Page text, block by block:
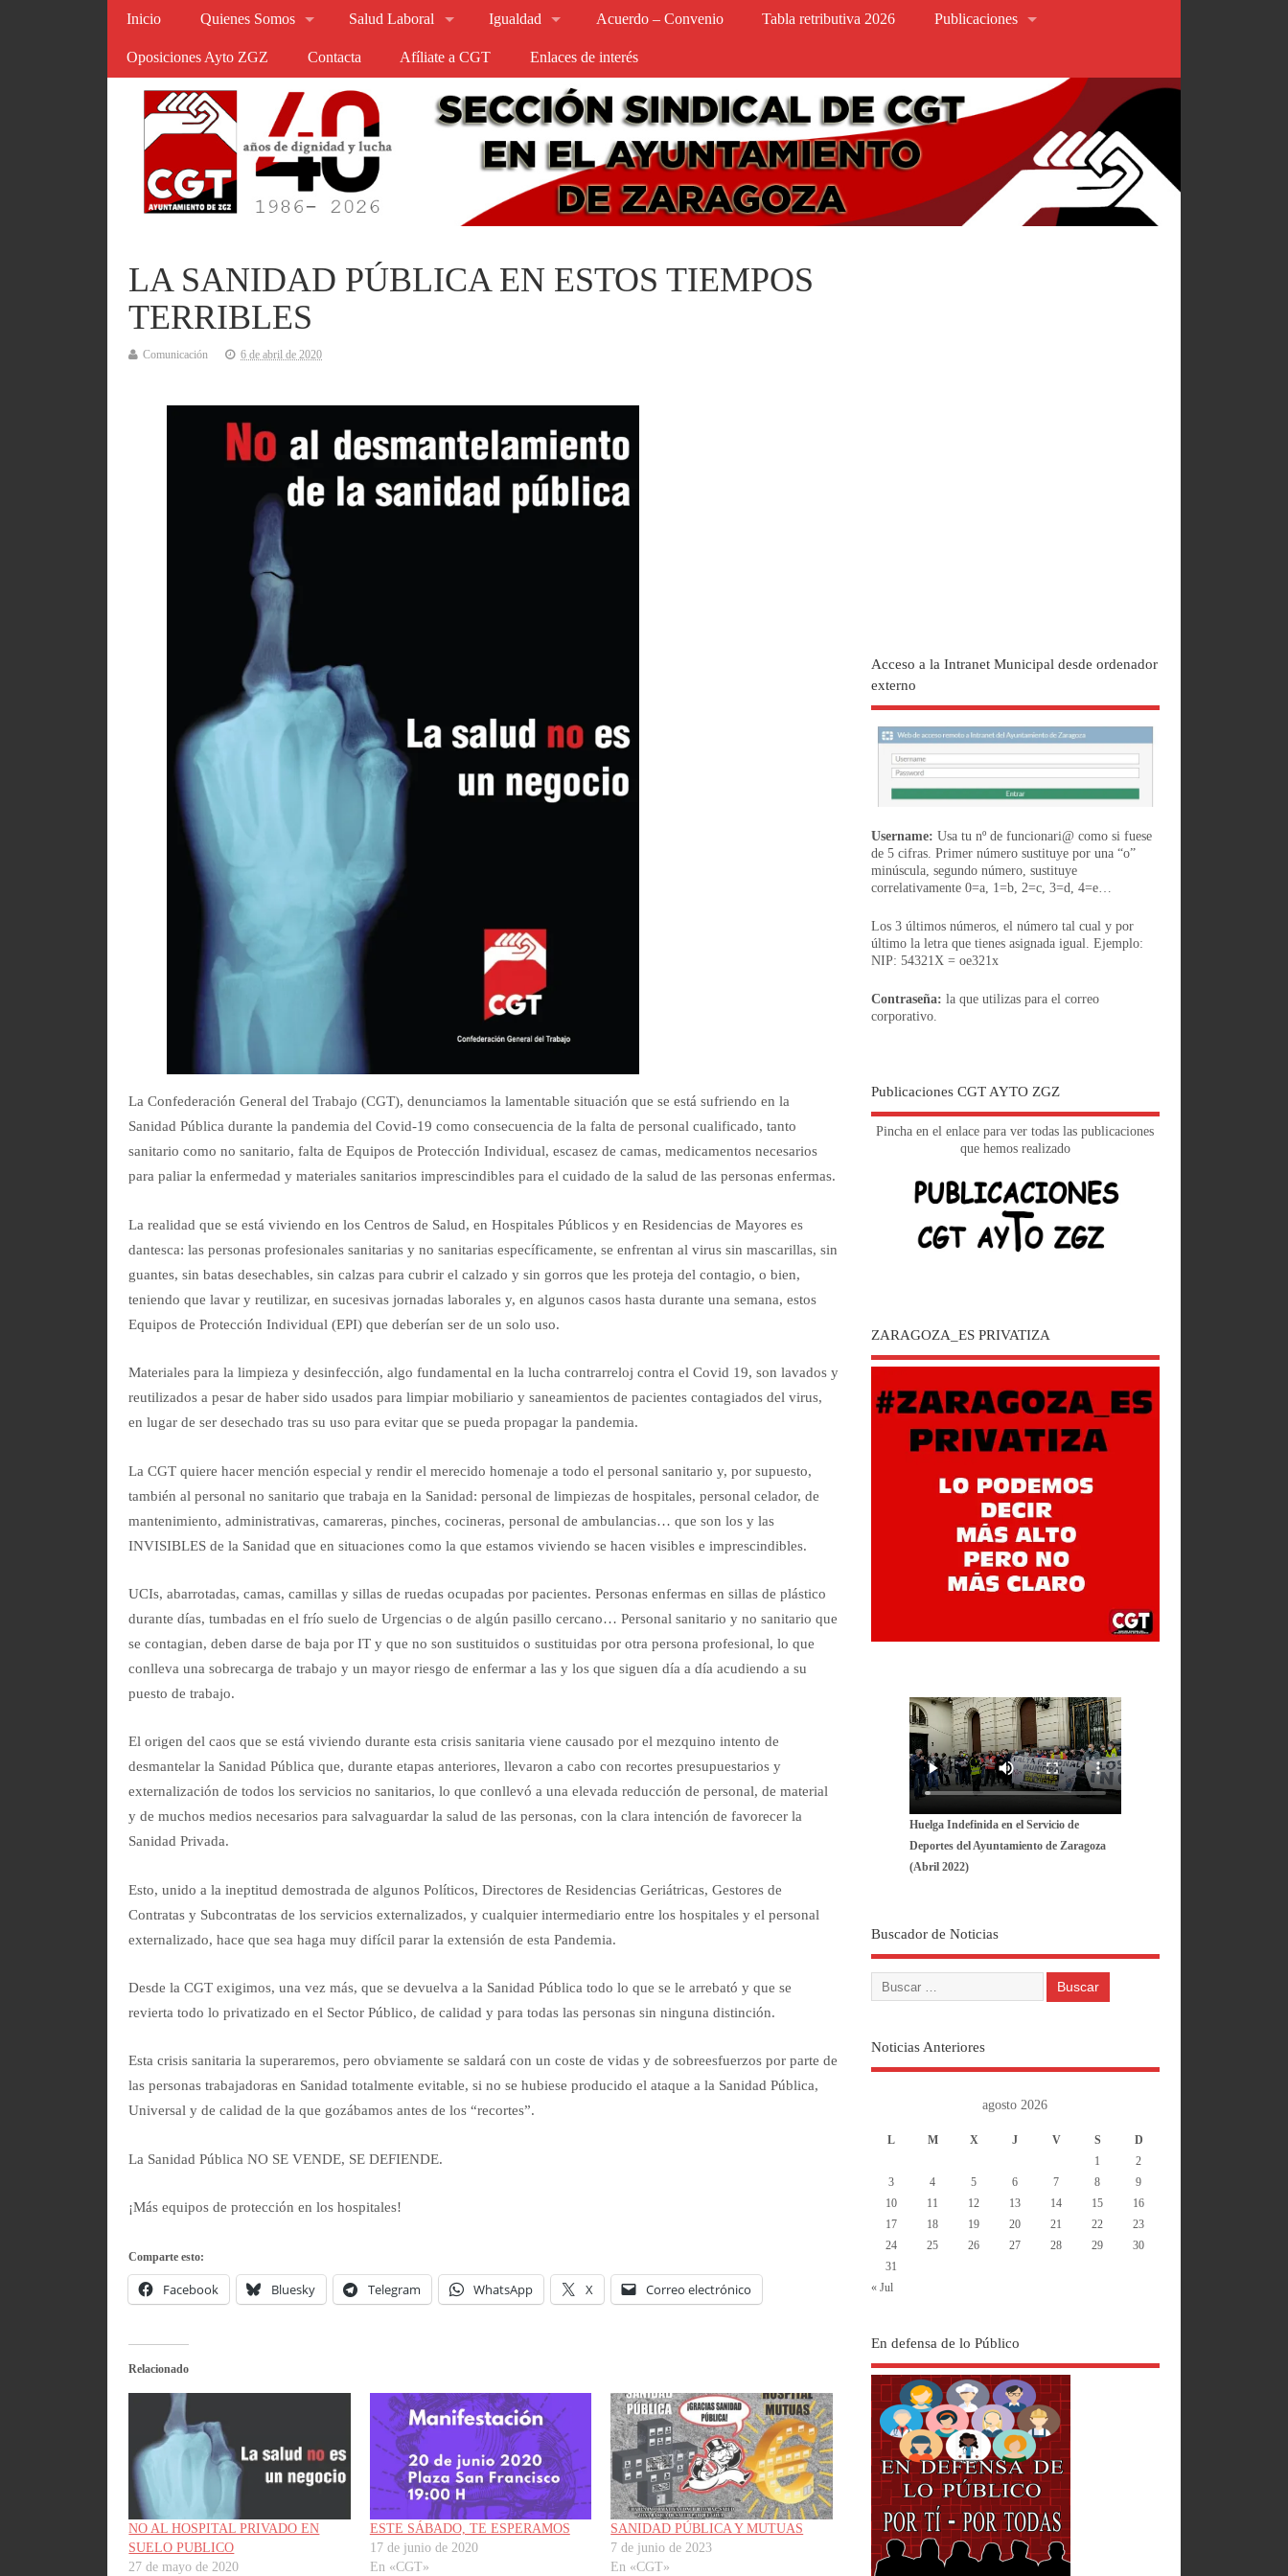
Inicio Quienes Somos Salud Laboral Igualdad Acuerdo – Convenio Tabla retributiva 2026 Publicaciones
Oposiciones Ayto ZGZ Contacta Afíliate a CGT Enlaces de interés
LA SANIDAD PÚBLICA EN ESTOS TIEMPOS
TERRIBLES
Comunicación 6 de abril de 2020
La Confederación General del Trabajo (CGT), denunciamos la lamentable situación que se está sufriendo en la
Sanidad Pública durante la pandemia del Covid-19 como consecuencia de la falta de personal cualificado, tanto
sanitario como no sanitario, falta de Equipos de Protección Individual, escasez de camas, medicamentos necesarios
para paliar la enfermedad y materiales sanitarios imprescindibles para el cuidado de la salud de las personas enfermas.
La realidad que se está viviendo en los Centros de Salud, en Hospitales Públicos y en Residencias de Mayores es
dantesca: las personas profesionales sanitarias y no sanitarias específicamente, se enfrentan al virus sin mascarillas, sin
guantes, sin batas desechables, sin calzas para cubrir el calzado y sin gorros que les proteja del contagio, o bien,
teniendo que lavar y reutilizar, en sucesivas jornadas laborales y, en algunos casos hasta durante una semana, estos
Equipos de Protección Individual (EPI) que deberían ser de un solo uso.
Materiales para la limpieza y desinfección, algo fundamental en la lucha contrarreloj contra el Covid 19, son lavados y
reutilizados a pesar de haber sido usados para limpiar mobiliario y saneamientos de pacientes contagiados del virus,
en lugar de ser desechado tras su uso para evitar que se pueda propagar la pandemia.
La CGT quiere hacer mención especial y rendir el merecido homenaje a todo el personal sanitario y, por supuesto,
también al personal no sanitario que trabaja en la Sanidad: personal de limpiezas de hospitales, personal celador, de
mantenimiento, administrativas, camareras, pinches, cocineras, personal de ambulancias… que son los y las
INVISIBLES de la Sanidad que en situaciones como la que estamos viviendo se hacen visibles e imprescindibles.
UCIs, abarrotadas, camas, camillas y sillas de ruedas ocupadas por pacientes. Personas enfermas en sillas de plástico
durante días, tumbadas en el frío suelo de Urgencias o de algún pasillo cercano… Personal sanitario y no sanitario que
se contagian, deben darse de baja por IT y que no son sustituidos o sustituidas por otra persona profesional, lo que
conlleva una sobrecarga de trabajo y un mayor riesgo de enfermar a las y los que siguen día a día acudiendo a su
puesto de trabajo.
El origen del caos que se está viviendo durante esta crisis sanitaria viene causado por el mezquino intento de
desmantelar la Sanidad Pública que, durante etapas anteriores, llevaron a cabo con recortes presupuestarios y
externalización de todos los servicios no sanitarios, lo que conllevó a una elevada reducción de personal, de material
y de muchos medios necesarios para salvaguardar la salud de las personas, con la clara intención de favorecer la
Sanidad Privada.
Esto, unido a la ineptitud demostrada de algunos Políticos, Directores de Residencias Geriátricas, Gestores de
Contratas y Subcontratas de los servicios externalizados, y cualquier intermediario entre los hospitales y el personal
externalizado, hace que sea haga muy difícil parar la extensión de esta Pandemia.
Desde la CGT exigimos, una vez más, que se devuelva a la Sanidad Pública todo lo que se le arrebató y que se
revierta todo lo privatizado en el Sector Público, de calidad y para todas las personas sin ninguna distinción.
Esta crisis sanitaria la superaremos, pero obviamente se saldará con un coste de vidas y de sobreesfuerzos por parte de
las personas trabajadoras en Sanidad totalmente evitable, si no se hubiese producido el ataque a la Sanidad Pública,
Universal y de calidad de la que gozábamos antes de los “recortes”.
La Sanidad Pública NO SE VENDE, SE DEFIENDE.
¡Más equipos de protección en los hospitales!
Comparte esto:
Facebook Bluesky Telegram WhatsApp X Correo electrónico
Relacionado
NO AL HOSPITAL PRIVADO EN
SUELO PUBLICO
27 de mayo de 2020
ESTE SÁBADO, TE ESPERAMOS
17 de junio de 2020
En «CGT»
SANIDAD PÚBLICA Y MUTUAS
7 de junio de 2023
En «CGT»
Acceso a la Intranet Municipal desde ordenador
externo
Username: Usa tu nº de funcionari@ como si fuese
de 5 cifras. Primer número sustituye por una “o”
minúscula, segundo número, sustituye
correlativamente 0=a, 1=b, 2=c, 3=d, 4=e…
Los 3 últimos números, el número tal cual y por
último la letra que tienes asignada igual. Ejemplo:
NIP: 54321X = oe321x
Contraseña: la que utilizas para el correo
corporativo.
Publicaciones CGT AYTO ZGZ
Pincha en el enlace para ver todas las publicaciones
que hemos realizado
ZARAGOZA_ES PRIVATIZA
Huelga Indefinida en el Servicio de
Deportes del Ayuntamiento de Zaragoza
(Abril 2022)
Buscador de Noticias
Noticias Anteriores
agosto 2026
L M X J V S
D
1
2
3
4 5 6 7 8
9
10
11 12 13 14 15
16
17
18 19 20 21 22
23
24
25 26 27 28 29
30
31
« Jul
En defensa de lo Público